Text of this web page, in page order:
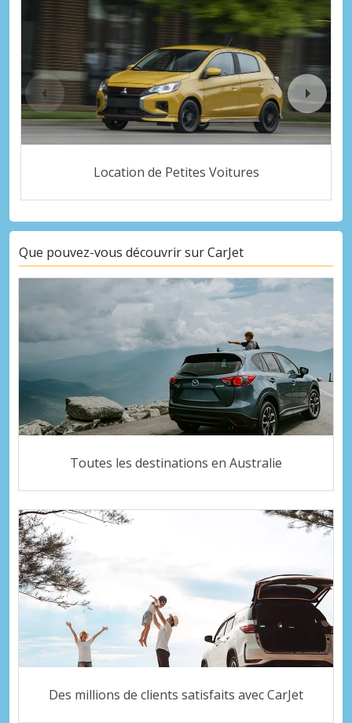
Location de Petites Voitures
Que pouvez-vous découvrir sur CarJet
Toutes les destinations en Australie
Des millions de clients satisfaits avec CarJet